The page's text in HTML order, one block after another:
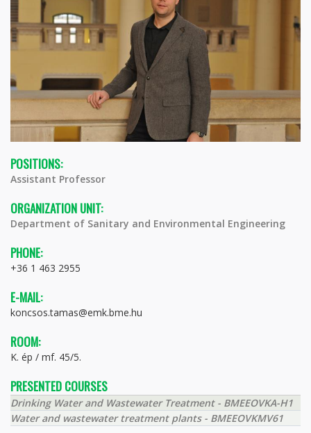
POSITIONS:
Assistant Professor
ORGANIZATION UNIT:
Department of Sanitary and Environmental Engineering
PHONE:
+36 1 463 2955
E-MAIL:
koncsos.tamas@emk.bme.hu
ROOM:
K. ép / mf. 45/5.
PRESENTED COURSES
Drinking Water and Wastewater Treatment - BMEEOVKA-H1
Water and wastewater treatment plants - BMEEOVKMV61